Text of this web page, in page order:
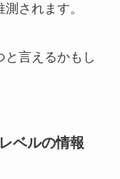
されます。
と言えるかもし
ベルの情報